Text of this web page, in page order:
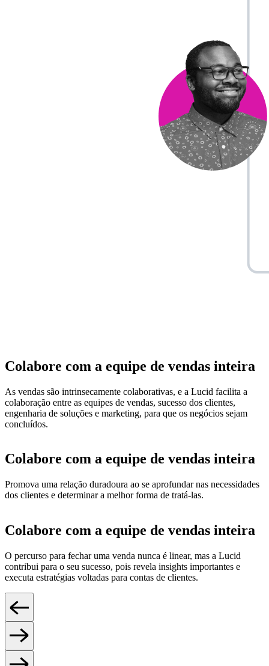
Colabore com a equipe de vendas inteira
As vendas são intrinsecamente colaborativas, e a Lucid facilita a
colaboração entre as equipes de vendas, sucesso dos clientes,
engenharia de soluções e marketing, para que os negócios sejam
concluídos.
Colabore com a equipe de vendas inteira
Promova uma relação duradoura ao se aprofundar nas necessidades
dos clientes e determinar a melhor forma de tratá-las.
Colabore com a equipe de vendas inteira
O percurso para fechar uma venda nunca é linear, mas a Lucid
contribui para o seu sucesso, pois revela insights importantes e
executa estratégias voltadas para contas de clientes.